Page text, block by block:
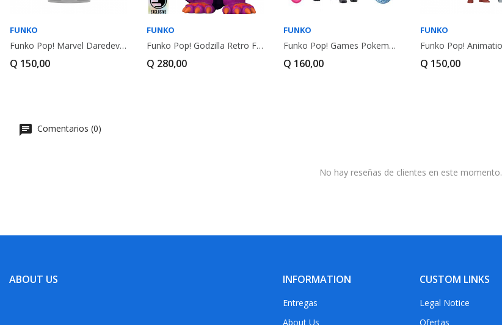
FUNKO
Funko Pop! Marvel Daredevil (Black Suit) (Born...
Q 150,00
FUNKO
Funko Pop! Godzilla Retro Futurism Art Godzilla...
Q 280,00
FUNKO
Funko Pop! Games Pokemon - Umbreon Flocked
Q 160,00
FUNKO
Q 150,00
Comentarios (0)
No hay reseñas de clientes en este momento.
ABOUT US INFORMATION
Entregas
About Us
CUSTOM LINKS
Legal Notice
Ofertas